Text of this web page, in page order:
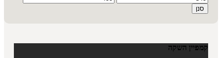
סנן
קמפיין השקה